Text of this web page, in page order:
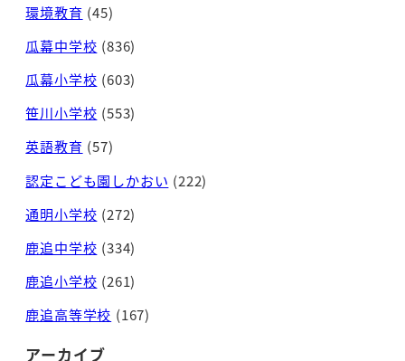
環境教育 (45)
瓜幕中学校 (836)
瓜幕小学校 (603)
笹川小学校 (553)
英語教育 (57)
認定こども園しかおい (222)
通明小学校 (272)
鹿追中学校 (334)
鹿追小学校 (261)
鹿追高等学校 (167)
アーカイブ